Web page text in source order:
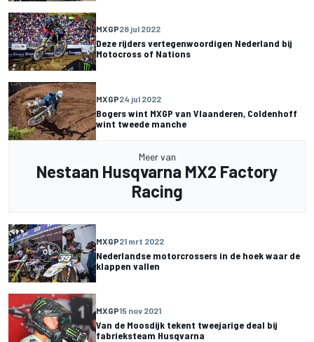
MXGP28 jul 2022
Deze rijders vertegenwoordigen Nederland bij
Motocross of Nations
MXGP24 jul 2022
Bogers wint MXGP van Vlaanderen, Coldenhoff
wint tweede manche
Meer van
Nestaan Husqvarna MX2 Factory
Racing
MXGP21 mrt 2022
Nederlandse motorcrossers in de hoek waar de
klappen vallen
MXGP15 nov 2021
Van de Moosdijk tekent tweejarige deal bij
fabrieksteam Husqvarna